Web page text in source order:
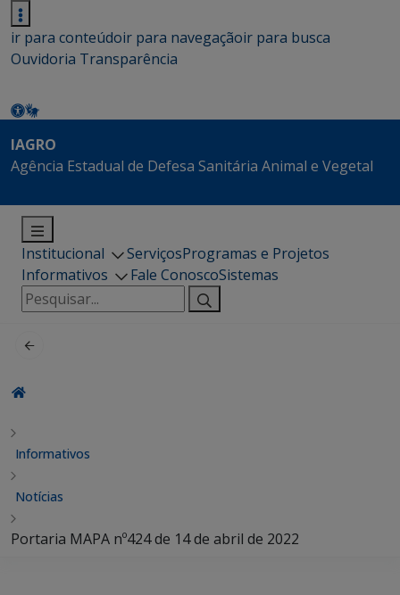
ir para conteúdoir para navegaçãoir para busca
Ouvidoria Transparência
IAGRO
Agência Estadual de Defesa Sanitária Animal e Vegetal
Institucional ServiçosProgramas e Projetos
Informativos
Fale ConoscoSistemas
Pesquisar
por:
Informativos
Notícias
Portaria MAPA nº424 de 14 de abril de 2022